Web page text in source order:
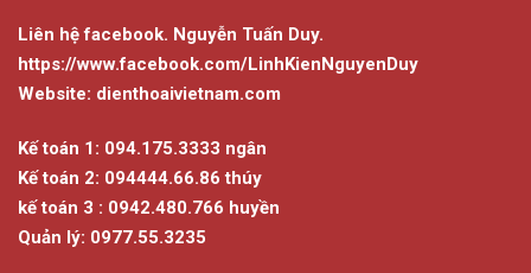
Liên hệ facebook. Nguyễn Tuấn Duy.
https://www.facebook.com/LinhKienNguyenDuy
Website: dienthoaivietnam.com
Kế toán 1: 094.175.3333 ngân
Kế toán 2: 094444.66.86 thúy
kế toán 3 : 0942.480.766 huyền
Quản lý: 0977.55.3235